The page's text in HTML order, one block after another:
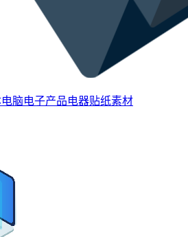
脑电子产品电器贴纸素材